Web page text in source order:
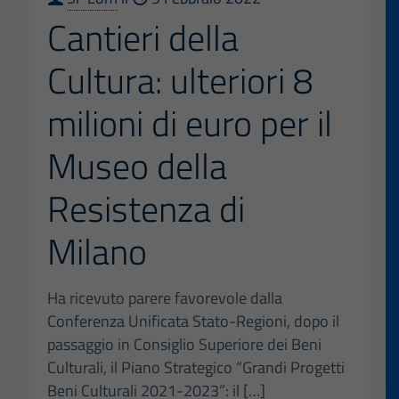
Cantieri della
Cultura: ulteriori 8
milioni di euro per il
Museo della
Resistenza di
Milano
Ha ricevuto parere favorevole dalla
Conferenza Unificata Stato-Regioni, dopo il
passaggio in Consiglio Superiore dei Beni
Culturali, il Piano Strategico “Grandi Progetti
Beni Culturali 2021-2023”: il […]